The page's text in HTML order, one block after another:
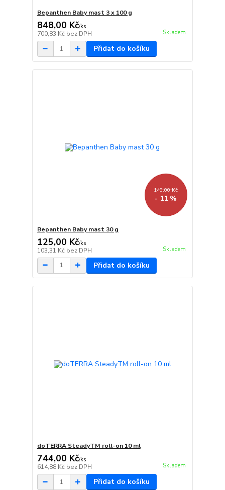
Bepanthen Baby mast 3 x 100 g
848,00 Kč/ks
700,83 Kč bez DPH Skladem
Přidat do košíku
140,00 Kč
- 11 %
Bepanthen Baby mast 30 g
125,00 Kč/ks
103,31 Kč bez DPH Skladem
Přidat do košíku
doTERRA SteadyTM roll-on 10 ml
744,00 Kč/ks
614,88 Kč bez DPH Skladem
Přidat do košíku